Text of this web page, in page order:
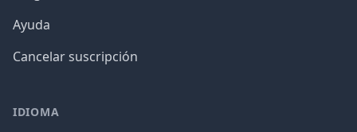
Ayuda
Cancelar suscripción
IDIOMA